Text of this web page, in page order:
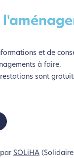
et de
à faire.
sont
SOLiHA